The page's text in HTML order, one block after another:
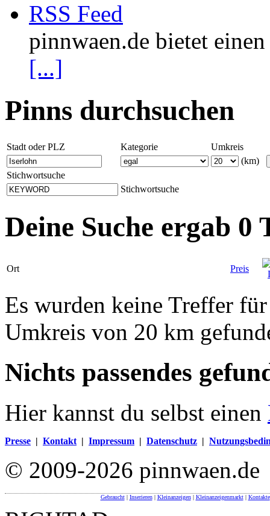
RSS Feed
pinnwaen.de bietet
[...]
Pinns durchsuchen
Stadt oder PLZ Kategorie
Umkreis
(km)
Stichwortsuche
Stichwortsuche
Deine Suche ergab 0
Ort Preis
Es wurden keine Treffer
Umkreis von 20 km
Nichts passendes
Hier kannst du selbst einen
Presse | Kontakt | Impressum | Datenschutz |
© 2009-2026 pinnwaen.de
Gebraucht| Inserieren| Kleinanzeigen| Kleinanzeigenmarkt| Kontakte